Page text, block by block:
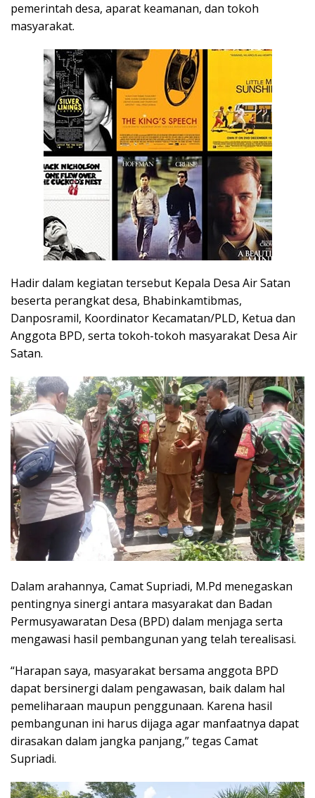
pemerintah desa, aparat keamanan, dan tokoh
masyarakat.
Hadir dalam kegiatan tersebut Kepala Desa Air Satan
beserta perangkat desa, Bhabinkamtibmas,
Danposramil, Koordinator Kecamatan/PLD, Ketua dan
Anggota BPD, serta tokoh-tokoh masyarakat Desa Air
Satan.
Dalam arahannya, Camat Supriadi, M.Pd menegaskan
pentingnya sinergi antara masyarakat dan Badan
Permusyawaratan Desa (BPD) dalam menjaga serta
mengawasi hasil pembangunan yang telah terealisasi.
“Harapan saya, masyarakat bersama anggota BPD
dapat bersinergi dalam pengawasan, baik dalam hal
pemeliharaan maupun penggunaan. Karena hasil
pembangunan ini harus dijaga agar manfaatnya dapat
dirasakan dalam jangka panjang,” tegas Camat
Supriadi.